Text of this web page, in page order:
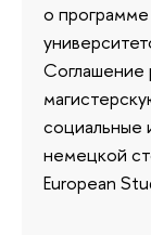
о
Соглашение
социальные
немецкой
European